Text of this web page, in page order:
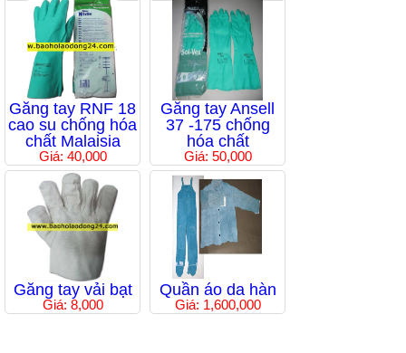
Găng tay RNF 18
cao su chống hóa
chất Malaisia
Giá: 40,000
Găng tay Ansell
37 -175 chống
hóa chất
Giá: 50,000
Găng tay vải bạt
Giá: 8,000
Quần áo da hàn
Giá: 1,600,000